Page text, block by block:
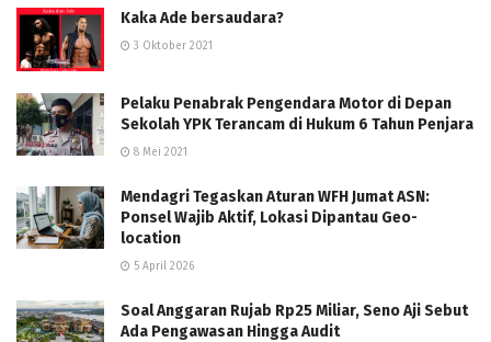
Kaka Ade bersaudara?
3 Oktober 2021
Pelaku Penabrak Pengendara Motor di Depan
Sekolah YPK Terancam di Hukum 6 Tahun Penjara
8 Mei 2021
Mendagri Tegaskan Aturan WFH Jumat ASN:
Ponsel Wajib Aktif, Lokasi Dipantau Geo-
location
5 April 2026
Soal Anggaran Rujab Rp25 Miliar, Seno Aji Sebut
Ada Pengawasan Hingga Audit